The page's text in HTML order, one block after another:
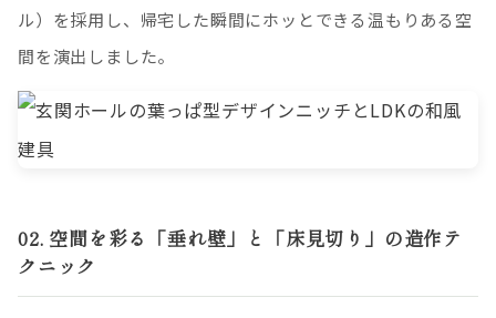
ル）を採用し、帰宅した瞬間にホッとできる温もりある空
間を演出しました。
02. 空間を彩る「垂れ壁」と「床見切り」の造作テ
クニック